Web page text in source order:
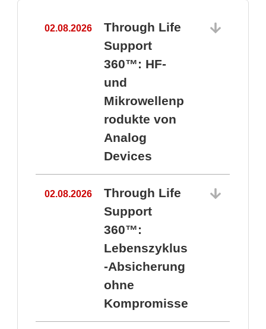
02.08.2026
Through Life
Support
360™: HF-
und
Mikrowellenp
rodukte von
Analog
Devices
02.08.2026
Through Life
Support
360™:
Lebenszyklus
-Absicherung
ohne
Kompromisse